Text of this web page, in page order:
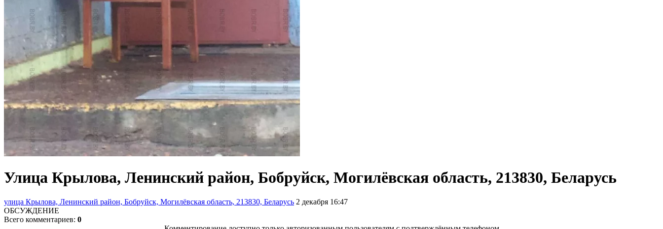
Улица Крылова, Ленинский район, Бобруйск, Могилёвская область, 213830, Беларусь
улица Крылова, Ленинский район, Бобруйск, Могилёвская область, 213830, Беларусь 2 декабря 16:47
ОБСУЖДЕНИЕ
Всего комментариев: 0